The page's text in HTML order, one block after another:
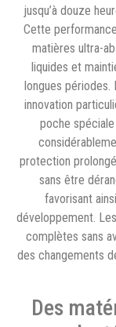
jusqu’à douze
Cette
matières ultra-
liquides et
longues
innovation
poche
protection
sans être
favorisant
développement.
complètes sans
des changements
Des